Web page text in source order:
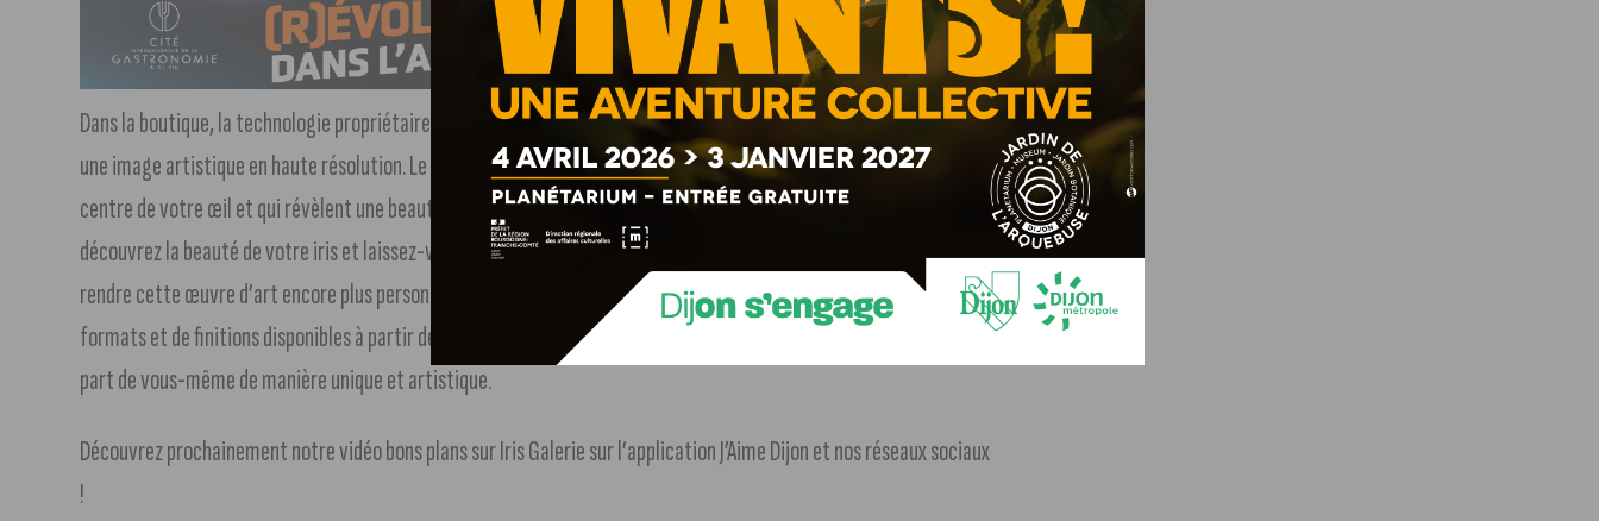
Dans la boutique, la technologie propriétaire permet de prendre une macrophotographie de votre iris pour obtenir
une image artistique en haute résolution. Le résultat ? Des nuances et des détails étonnants qui se cachent au
centre de votre œil et qui révèlent une beauté insoupçonnée. Que ce soit seul, en couple, entre amis ou en famille,
découvrez la beauté de votre iris et laissez-vous envoûter par les couleurs, les détails et l’unicité de vos yeux. Pour
rendre cette œuvre d’art encore plus personnelle et unique, vous pouvez choisir parmi une variété d’effets, de
formats et de finitions disponibles à partir de 49 euros. Grâce à Iris Galerie, vous aurez la chance de redécouvrir une
part de vous-même de manière unique et artistique.
Découvrez prochainement notre vidéo bons plans sur Iris Galerie sur l’application J’Aime Dijon et nos réseaux sociaux
!